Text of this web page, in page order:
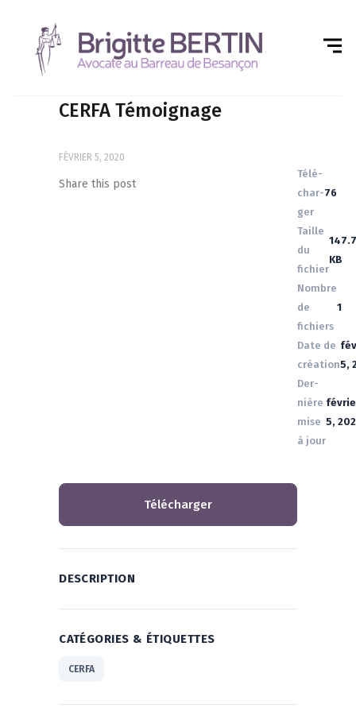
CERFA Témoignage
FÉVRIER 5, 2020
Share this post
Télé­
char­
ger
76
Taille
du
fichier
KB
Nombre
de
fichiers
1
Date de
création5,
Der­
nière
mise
à jour
5,
Télé­char­ger
DESCRIPTION
CATÉGORIES & ÉTIQUETTES
CERFA